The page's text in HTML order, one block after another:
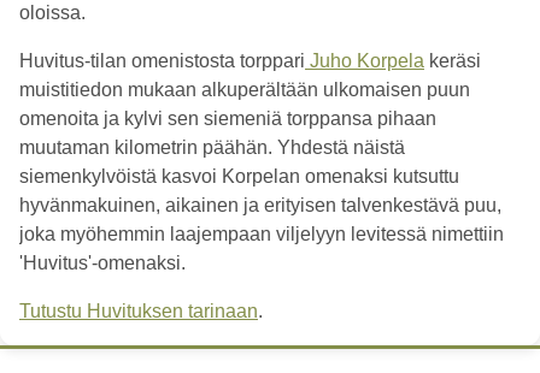
oloissa.
Huvitus-tilan omenistosta torppari Juho Korpela keräsi
muistitiedon mukaan alkuperältään ulkomaisen puun
omenoita ja kylvi sen siemeniä torppansa pihaan
muutaman kilometrin päähän. Yhdestä näistä
siemenkylvöistä kasvoi Korpelan omenaksi kutsuttu
hyvänmakuinen, aikainen ja erityisen talvenkestävä puu,
joka myöhemmin laajempaan viljelyyn levitessä nimettiin
'Huvitus'-omenaksi.
Tutustu Huvituksen tarinaan.